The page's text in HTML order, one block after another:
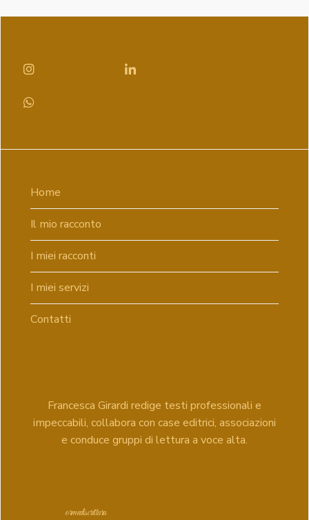
Home
Il mio racconto
I miei racconti
I miei servizi
Contatti
Francesca Girardi redige testi professionali e
impeccabili, collabora con case editrici, associazioni
e conduce gruppi di lettura a voce alta.
ormediscrittura